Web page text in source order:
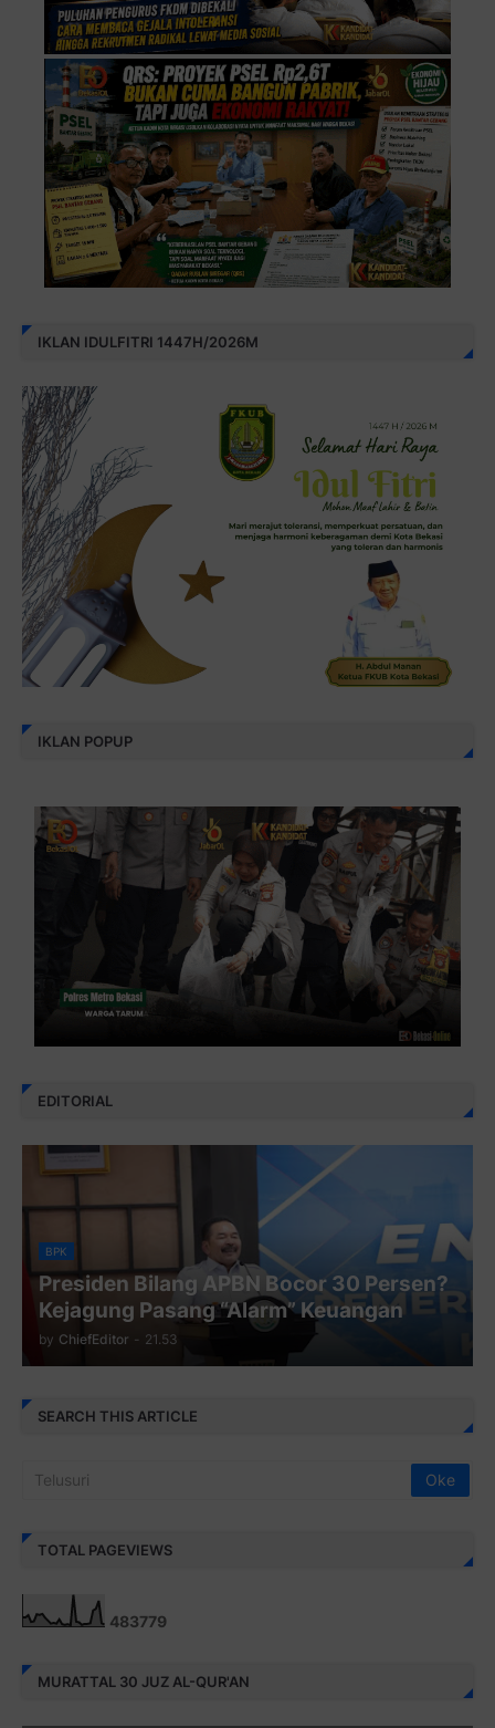
IKLAN IDULFITRI 1447H/2026M
IKLAN POPUP
EDITORIAL
BPK
Presiden Bilang APBN Bocor 30 Persen?
Kejagung Pasang “Alarm” Keuangan
by ChiefEditor - 21.53
SEARCH THIS ARTICLE
TOTAL PAGEVIEWS
483779
MURATTAL 30 JUZ AL-QUR'AN